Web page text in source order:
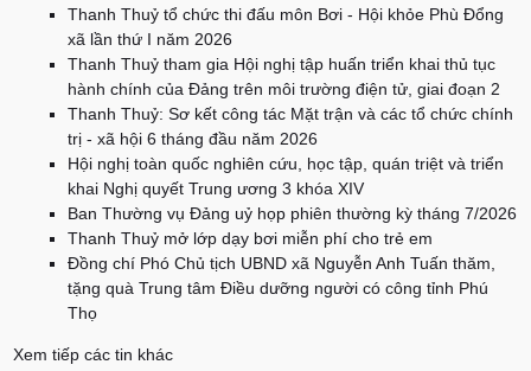
Thanh Thuỷ tổ chức thi đấu môn Bơi - Hội khỏe Phù Đổng
xã lần thứ I năm 2026
Thanh Thuỷ tham gia Hội nghị tập huấn triển khai thủ tục
hành chính của Đảng trên môi trường điện tử, giai đoạn 2
Thanh Thuỷ: Sơ kết công tác Mặt trận và các tổ chức chính
trị - xã hội 6 tháng đầu năm 2026
Hội nghị toàn quốc nghiên cứu, học tập, quán triệt và triển
khai Nghị quyết Trung ương 3 khóa XIV
Ban Thường vụ Đảng uỷ họp phiên thường kỳ tháng 7/2026
Thanh Thuỷ mở lớp dạy bơi miễn phí cho trẻ em
Đồng chí Phó Chủ tịch UBND xã Nguyễn Anh Tuấn thăm,
tặng quà Trung tâm Điều dưỡng người có công tỉnh Phú
Thọ
Xem tiếp các tin khác